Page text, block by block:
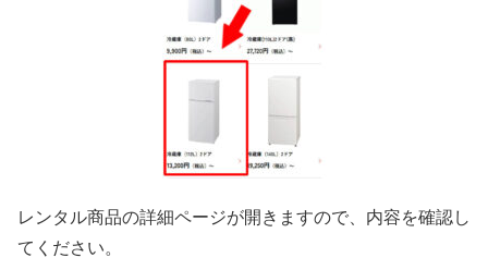
レンタル商品の詳細ページが開きますので、内容を確認し
てください。